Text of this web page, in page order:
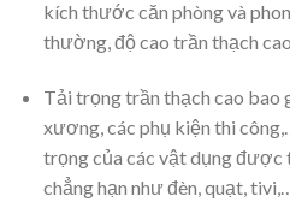
kích thước căn phòng và
thường, độ cao trần thạch
Tải trọng trần thạch cao bao
xương, các phụ kiện thi
trọng của các vật dụng được
chẳng hạn như đèn, quạt,